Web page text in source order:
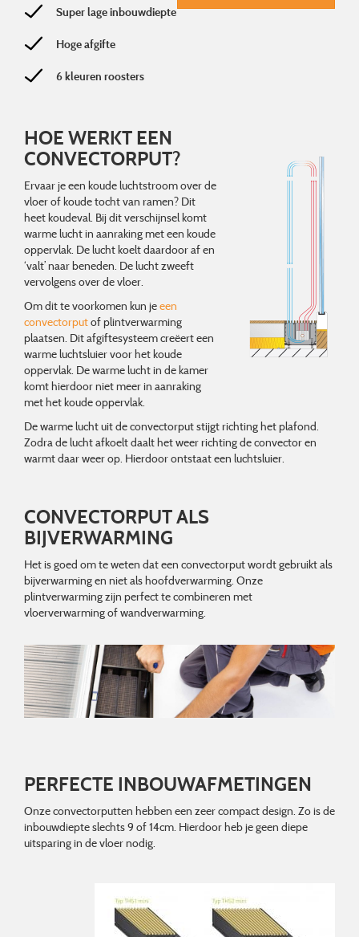
Super lage inbouwdiepte
Hoge afgifte
6 kleuren roosters
HOE WERKT EEN
CONVECTORPUT?
Ervaar je een koude luchtstroom over de
vloer of koude tocht van ramen? Dit
heet koudeval. Bij dit verschijnsel komt
warme lucht in aanraking met een koude
oppervlak. De lucht koelt daardoor af en
‘valt’ naar beneden. De lucht zweeft
vervolgens over de vloer.
Om dit te voorkomen kun jeeen
convectorputof plintverwarming
plaatsen. Dit afgiftesysteem creëert een
warme luchtsluier voor het koude
oppervlak. De warme lucht in de kamer
komt hierdoor niet meer in aanraking
met het koude oppervlak.
De warme lucht uit de convectorput stijgt richting het plafond.
Zodra de lucht afkoelt daalt het weer richting de convector en
warmt daar weer op. Hierdoor ontstaat een luchtsluier.
CONVECTORPUT ALS
BIJVERWARMING
Het is goed om te weten dat een convectorput wordt gebruikt als
bijverwarming en niet als hoofdverwarming. Onze
plintverwarming zijn perfect te combineren met
vloerverwarming of wandverwarming.
PERFECTE INBOUWAFMETINGEN
Onze convectorputten hebben een zeer compact design. Zo is de
inbouwdiepte slechts 9 of 14cm. Hierdoor heb je geen diepe
uitsparing in de vloer nodig.